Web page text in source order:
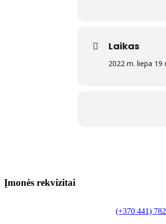
Laikas
2022 m. liepa 19
Įmonės rekvizitai
(+370 441)